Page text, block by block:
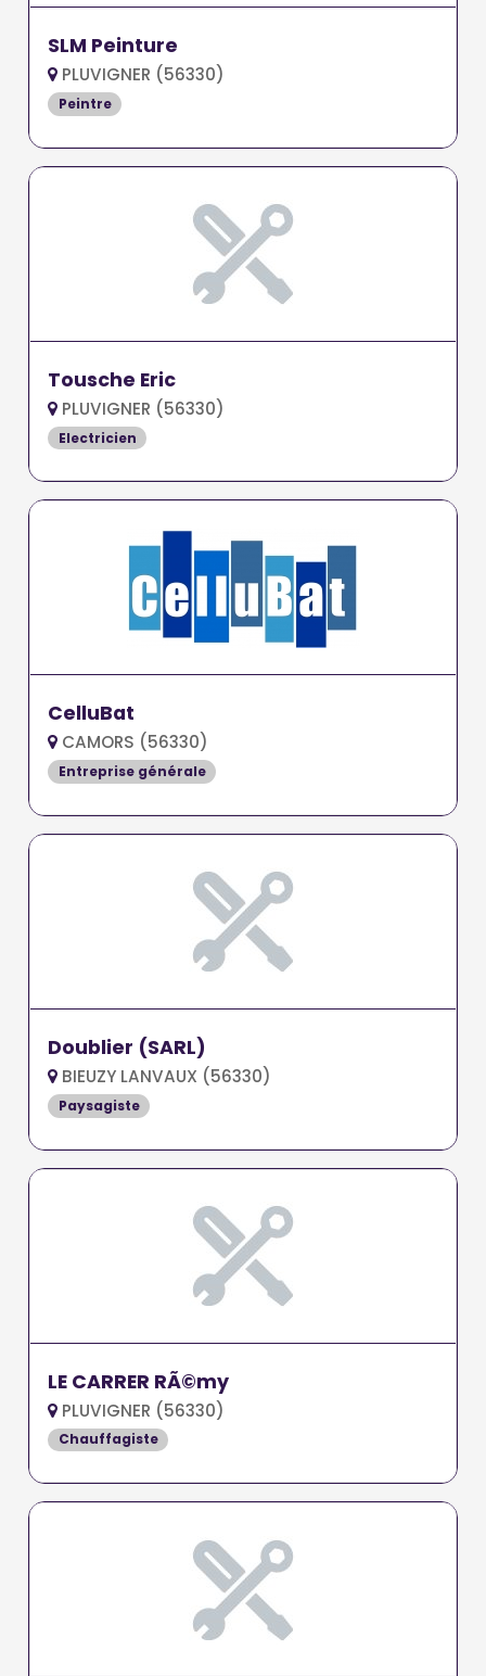
SLM Peinture
PLUVIGNER (56330)
Peintre
Tousche Eric
PLUVIGNER (56330)
Electricien
CelluBat
CAMORS (56330)
Entreprise générale
Doublier (SARL)
BIEUZY LANVAUX (56330)
Paysagiste
LE CARRER RÃ©my
PLUVIGNER (56330)
Chauffagiste